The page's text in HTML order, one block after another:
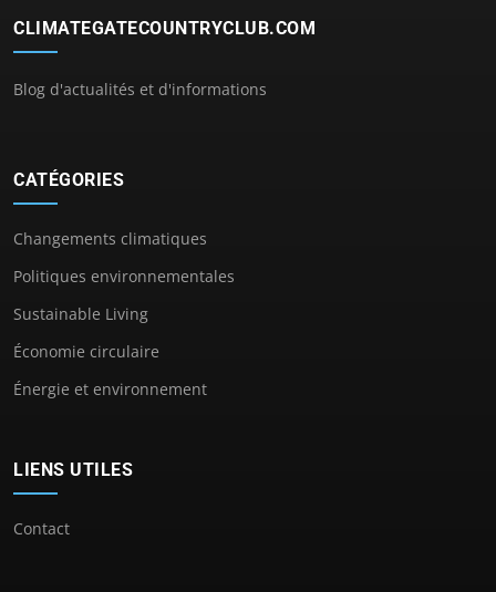
CLIMATEGATECOUNTRYCLUB.COM
Blog d'actualités et d'informations
CATÉGORIES
Changements climatiques
Politiques environnementales
Sustainable Living
Économie circulaire
Énergie et environnement
LIENS UTILES
Contact